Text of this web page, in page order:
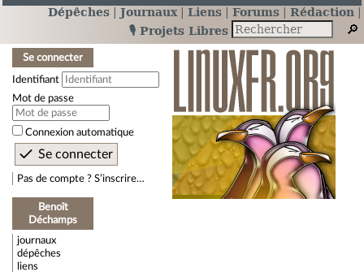
Dépêches Journaux Liens Forums
Rédaction
🎙️ Projets Libres
Se connecter
Identifiant
Mot de passe
Connexion automatique
Pas de compte ? S’inscrire…
Benoît
Déchamps
journaux
dépêches
liens